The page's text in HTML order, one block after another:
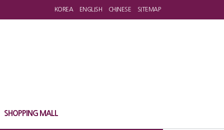
KOREA ENGLISH CHINESE SITEMAP
SHOPPING MALL